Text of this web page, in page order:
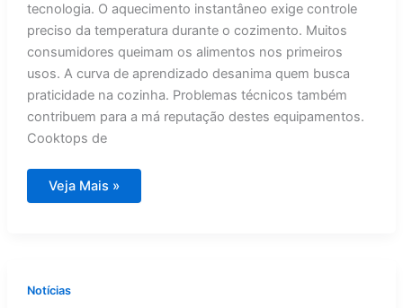
tecnologia. O aquecimento instantâneo exige controle
preciso da temperatura durante o cozimento. Muitos
consumidores queimam os alimentos nos primeiros
usos. A curva de aprendizado desanima quem busca
praticidade na cozinha. Problemas técnicos também
contribuem para a má reputação destes equipamentos.
Cooktops de
Fogão
Cozinhas
Brasileiras
Veja Mais »
Notícias